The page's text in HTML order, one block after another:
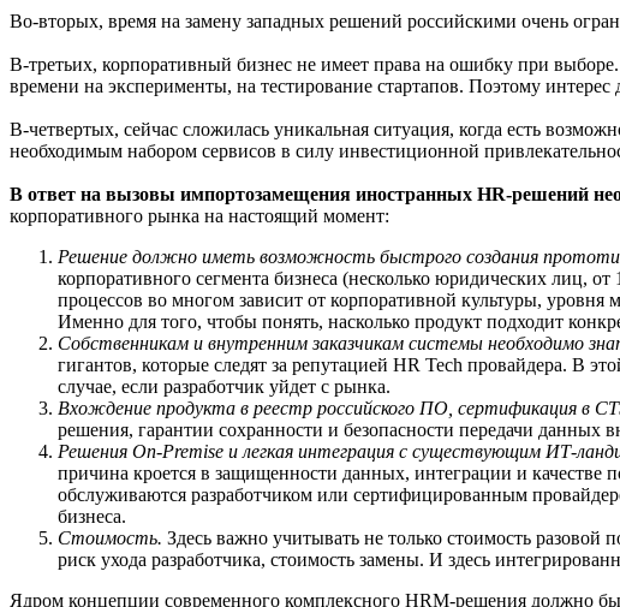
Во-вторых, время на замену западных решений российскими очень
В-третьих, корпоративный бизнес не имеет права на ошибку при
времени на эксперименты, на тестирование стартапов. Поэтому
В-четвертых, сейчас сложилась уникальная ситуация, когда есть
необходимым набором сервисов в силу инвестиционной
В ответ на вызовы импортозамещения иностранных HR-решений
корпоративного рынка на настоящий момент:
Решение должно иметь возможность быстрого создания
корпоративного сегмента бизнеса (несколько юридических лиц,
процессов во многом зависит от корпоративной культуры,
Именно для того, чтобы понять, насколько продукт подходит
Собственникам и внутренним заказчикам системы необходимо
гигантов, которые следят за репутацией HR Tech провайдера. В
случае, если разработчик уйдет с рынка.
Вхождение продукта в реестр российского ПО, сертификация в
решения, гарантии сохранности и безопасности передачи данных
Решения On-Premise и легкая интеграция с существующим ИТ-
причина кроется в защищенности данных, интеграции и качестве
обслуживаются разработчиком или сертифицированным
бизнеса.
Стоимость. Здесь важно учитывать не только стоимость
риск ухода разработчика, стоимость замены. И здесь
Ядром концепции современного комплексного HRM-решения должно